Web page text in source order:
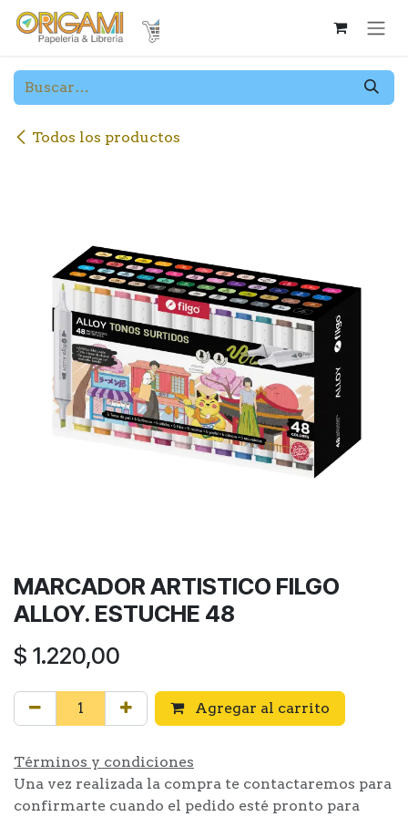
Ir al contenido
Todos los productos
MARCADOR ARTISTICO FILGO
ALLOY. ESTUCHE 48
$ 1.220,00
Agregar al carrito
Términos y condiciones
Una vez realizada la compra te contactaremos para
confirmarte cuando el pedido esté pronto para